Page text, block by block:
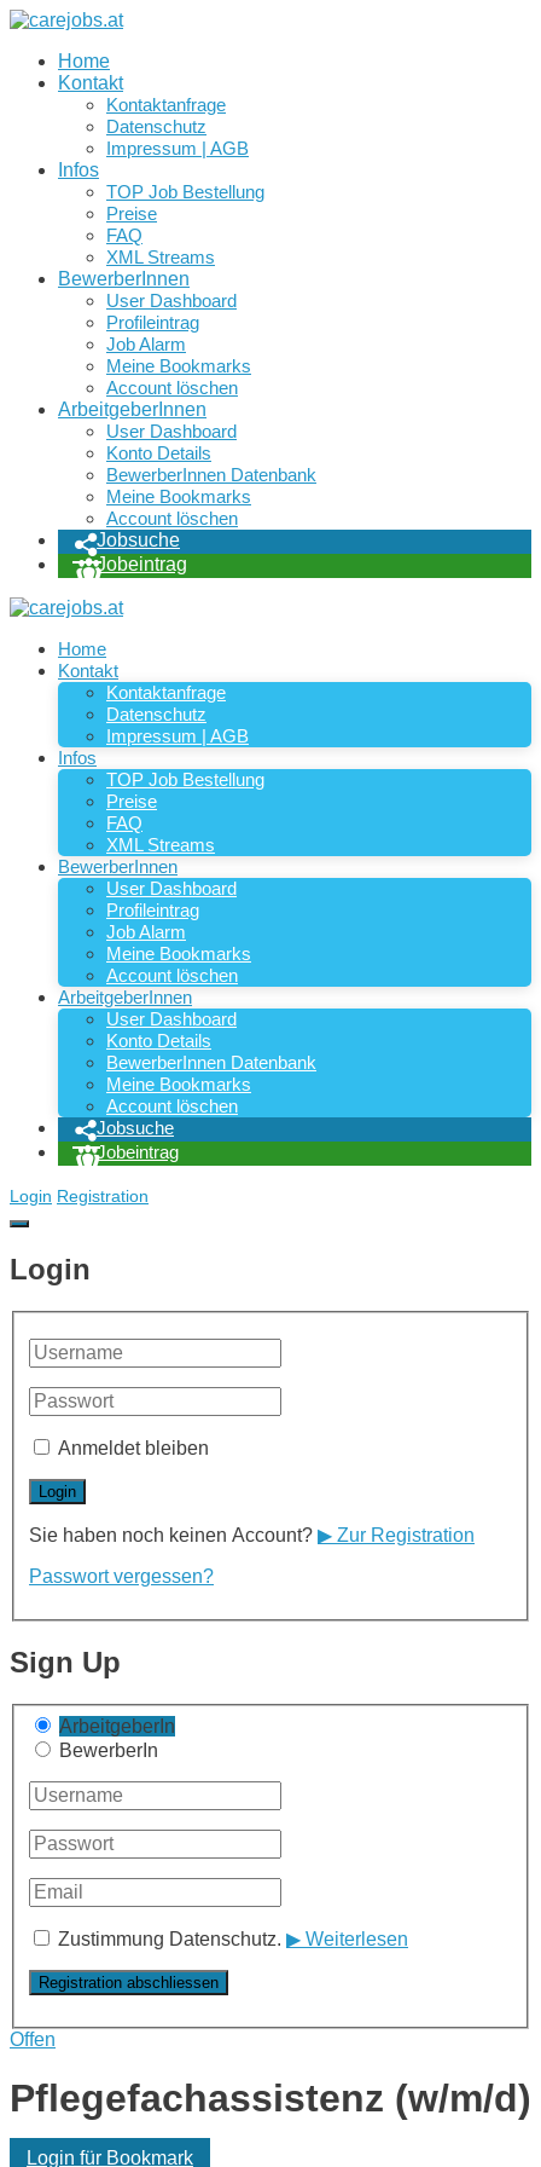
Home
Kontakt
Kontaktanfrage
Datenschutz
Impressum | AGB
Infos
TOP Job Bestellung
Preise
FAQ
XML Streams
BewerberInnen
User Dashboard
Profileintrag
Job Alarm
Meine Bookmarks
Account löschen
ArbeitgeberInnen
User Dashboard
Konto Details
BewerberInnen Datenbank
Meine Bookmarks
Account löschen
Jobsuche
Jobeintrag
Home
Kontakt
Kontaktanfrage
Datenschutz
Impressum | AGB
Infos
TOP Job Bestellung
Preise
FAQ
XML Streams
BewerberInnen
User Dashboard
Profileintrag
Job Alarm
Meine Bookmarks
Account löschen
ArbeitgeberInnen
User Dashboard
Konto Details
BewerberInnen Datenbank
Meine Bookmarks
Account löschen
Jobsuche
Jobeintrag
Login Registration
Login
Anmeldet bleiben
Sie haben noch keinen Account? ▶ Zur Registration
Passwort vergessen?
Sign Up
ArbeitgeberIn
BewerberIn
Zustimmung Datenschutz. ▶ Weiterlesen
Offen
Pflegefachassistenz (w/m/d)
Login für Bookmark